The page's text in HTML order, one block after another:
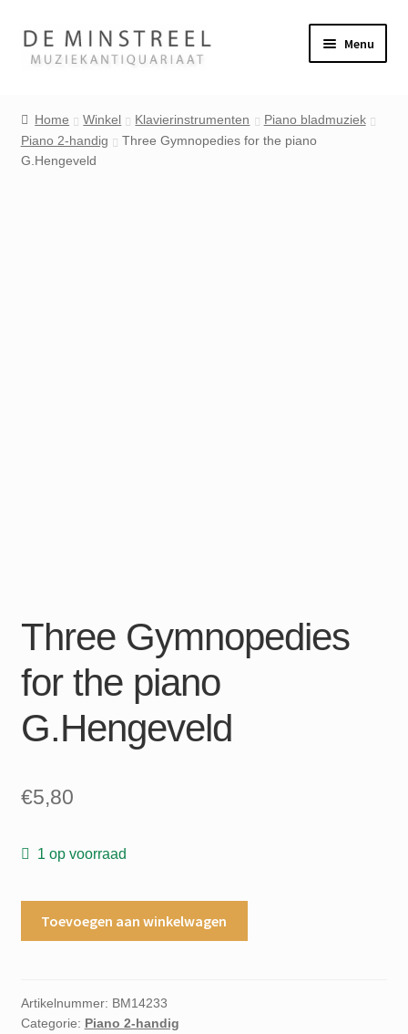
Ga
door
Ga
naar
Menu
Contact
Home Winkel Klavierinstrumenten
Piano bladmuziek
Piano 2-handig
Three Gymnopedies for the piano
G.Hengeveld
Three Gymnopedies
for the piano
G.Hengeveld
€5,80
1 op voorraad
Gymnopedies
piano
G.Hengeveld
Toevoegen aan winkelwagen
Artikelnummer: BM14233
Categorie: Piano 2-handig